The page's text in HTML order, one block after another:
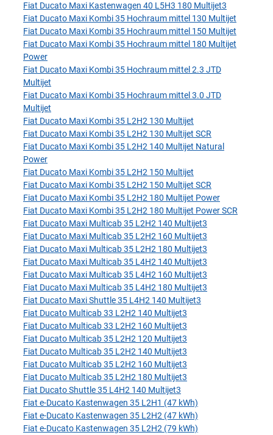
Fiat Ducato Maxi Kastenwagen 40 L5H3 180 Multijet3
Fiat Ducato Maxi Kombi 35 Hochraum mittel 130 Multijet
Fiat Ducato Maxi Kombi 35 Hochraum mittel 150 Multijet
Fiat Ducato Maxi Kombi 35 Hochraum mittel 180 Multijet
Power
Fiat Ducato Maxi Kombi 35 Hochraum mittel 2.3 JTD
Multijet
Fiat Ducato Maxi Kombi 35 Hochraum mittel 3.0 JTD
Multijet
Fiat Ducato Maxi Kombi 35 L2H2 130 Multijet
Fiat Ducato Maxi Kombi 35 L2H2 130 Multijet SCR
Fiat Ducato Maxi Kombi 35 L2H2 140 Multijet Natural
Power
Fiat Ducato Maxi Kombi 35 L2H2 150 Multijet
Fiat Ducato Maxi Kombi 35 L2H2 150 Multijet SCR
Fiat Ducato Maxi Kombi 35 L2H2 180 Multijet Power
Fiat Ducato Maxi Kombi 35 L2H2 180 Multijet Power SCR
Fiat Ducato Maxi Multicab 35 L2H2 140 Multijet3
Fiat Ducato Maxi Multicab 35 L2H2 160 Multijet3
Fiat Ducato Maxi Multicab 35 L2H2 180 Multijet3
Fiat Ducato Maxi Multicab 35 L4H2 140 Multijet3
Fiat Ducato Maxi Multicab 35 L4H2 160 Multijet3
Fiat Ducato Maxi Multicab 35 L4H2 180 Multijet3
Fiat Ducato Maxi Shuttle 35 L4H2 140 Multijet3
Fiat Ducato Multicab 33 L2H2 140 Multijet3
Fiat Ducato Multicab 33 L2H2 160 Multijet3
Fiat Ducato Multicab 35 L2H2 120 Multijet3
Fiat Ducato Multicab 35 L2H2 140 Multijet3
Fiat Ducato Multicab 35 L2H2 160 Multijet3
Fiat Ducato Multicab 35 L2H2 180 Multijet3
Fiat Ducato Shuttle 35 L4H2 140 Multijet3
Fiat e-Ducato Kastenwagen 35 L2H1 (47 kWh)
Fiat e-Ducato Kastenwagen 35 L2H2 (47 kWh)
Fiat e-Ducato Kastenwagen 35 L2H2 (79 kWh)